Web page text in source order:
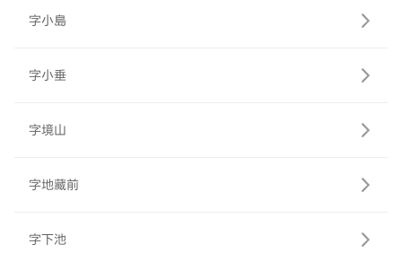
字小島
字小垂
字境山
字地藏前
字下池